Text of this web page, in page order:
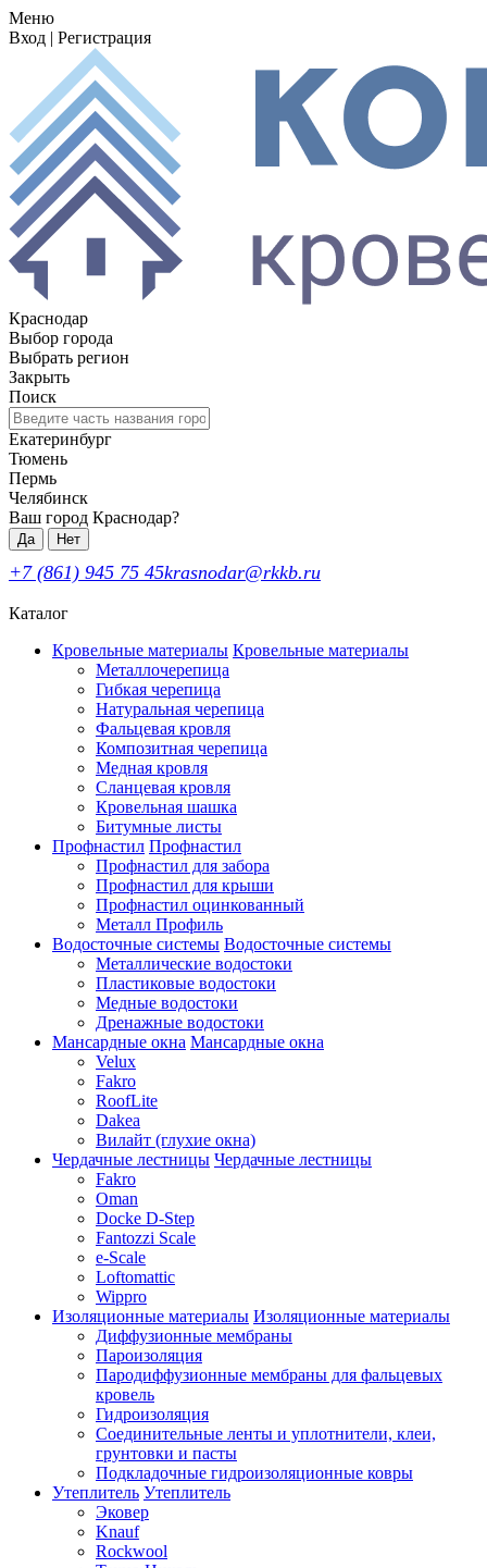
Меню
Вход | Регистрация
Краснодар
Выбор города
Выбрать регион
Закрыть
Поиск
Екатеринбург
Тюмень
Пермь
Челябинск
Ваш город Краснодар?
Да Нет
+7 (861) 945 75 45krasnodar@rkkb.ru
Каталог
Кровельные материалы Кровельные материалы
Металлочерепица
Гибкая черепица
Натуральная черепица
Фальцевая кровля
Композитная черепица
Медная кровля
Сланцевая кровля
Кровельная шашка
Битумные листы
Профнастил Профнастил
Профнастил для забора
Профнастил для крыши
Профнастил оцинкованный
Металл Профиль
Водосточные системы Водосточные системы
Металлические водостоки
Пластиковые водостоки
Медные водостоки
Дренажные водостоки
Мансардные окна Мансардные окна
Velux
Fakro
RoofLite
Dakea
Вилайт (глухие окна)
Чердачные лестницы Чердачные лестницы
Fakro
Oman
Docke D-Step
Fantozzi Scale
e-Scale
Loftomattic
Wippro
Изоляционные материалы Изоляционные материалы
Диффузионные мембраны
Пароизоляция
Пародиффузионные мембраны для фальцевых
кровель
Гидроизоляция
Соединительные ленты и уплотнители, клеи,
грунтовки и пасты
Подкладочные гидроизоляционные ковры
Утеплитель Утеплитель
Эковер
Knauf
Rockwool